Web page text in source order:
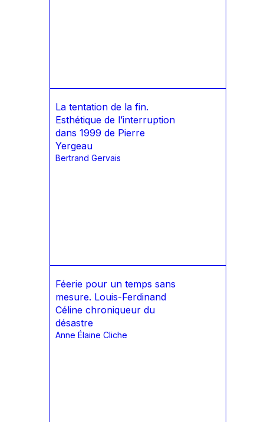
La tentation de la fin.
Esthétique de l’interruption
dans 1999 de Pierre
Yergeau
Bertrand Gervais
Féerie pour un temps sans
mesure. Louis-Ferdinand
Céline chroniqueur du
désastre
Anne Élaine Cliche